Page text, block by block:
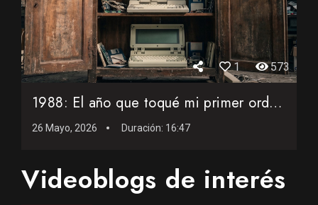
1 573
1988: El año que toqué mi primer ordenador portátil
26 Mayo, 2026 Duración: 16:47
Videoblogs de interés